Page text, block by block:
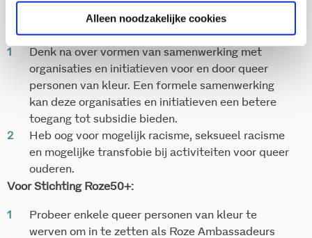
Alleen noodzakelijke cookies
verbreden.
Voor COC Nederland en regionale COC-verenigingen:
Denk na over vormen van samenwerking met
organisaties en initiatieven voor en door queer
personen van kleur. Een formele samenwerking
kan deze organisaties en initiatieven een betere
toegang tot subsidie bieden.
Heb oog voor mogelijk racisme, seksueel racisme
en mogelijke transfobie bij activiteiten voor queer
ouderen.
Voor Stichting Roze50+:
Probeer enkele queer personen van kleur te
werven om in te zetten als Roze Ambassadeurs